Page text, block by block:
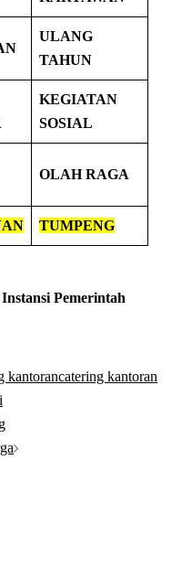
ULANG
TAHUN
KEGIATAN
SOSIAL
OLAH RAGA
TUMPENG
Pemerintah
kantorancatering kantoran